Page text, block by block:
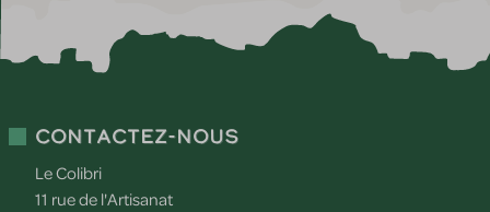
Contactez-nous
Le Colibri
11 rue de l'Artisanat